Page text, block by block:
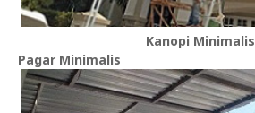
Kanopi Minimalis
Pagar Minimalis